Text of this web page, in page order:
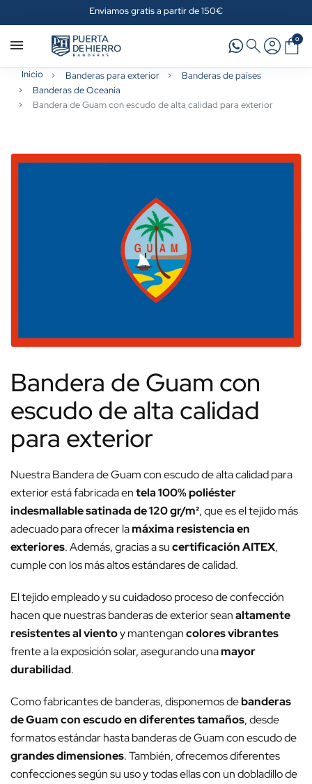
Enviamos gratis a partir de 150€
0
Inicio Banderas para exterior
Banderas de países
Banderas de Oceanía
Bandera de Guam con escudo de alta calidad para exterior
Bandera de Guam con
escudo de alta calidad
para exterior
Nuestra Bandera de Guam con escudo de alta calidad para
exterior está fabricada entela 100% poliéster
indesmallable satinada de 120 gr/m², que es el tejido más
adecuado para ofrecer lamáxima resistencia en
exteriores. Además, gracias a sucertificación AITEX,
cumple con los más altos estándares de calidad.
El tejido empleado y su cuidadoso proceso de confección
hacen que nuestras banderas de exterior seanaltamente
resistentes al vientoy mantengancolores vibrantes
frente a la exposición solar, asegurando unamayor
durabilidad.
Como fabricantes de banderas, disponemos debanderas
de Guam con escudo en diferentes tamaños, desde
formatos estándar hasta banderas de Guam con escudo de
grandes dimensiones. También, ofrecemos diferentes
confecciones según su uso y todas ellas con un dobladillo de